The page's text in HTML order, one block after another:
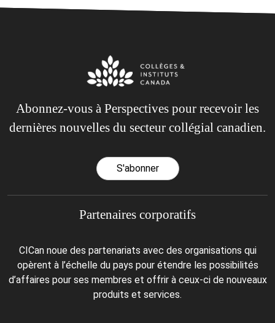
Abonnez-vous à Perspectives pour recevoir les
dernières nouvelles du secteur collégial canadien.
S'abonner
Partenaires corporatifs
CICan noue des partenariats avec des organisations qui
opèrent à l’échelle du pays pour étendre les possibilités
d’affaires pour ses membres et offrir à ceux-ci de nouveaux
produits et services.